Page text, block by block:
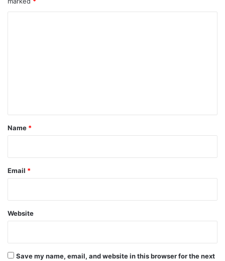
*
Name *
Email *
Website
Save my name, email, and website in this browser for the next